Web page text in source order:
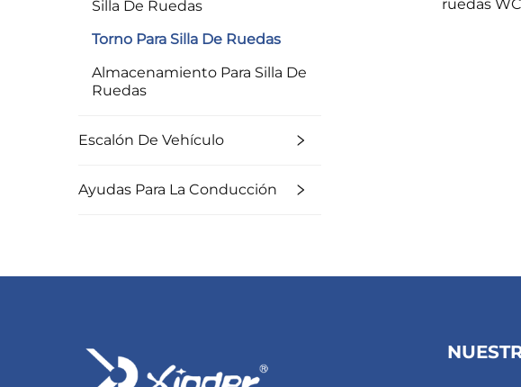
Silla De Ruedas
Torno Para Silla De Ruedas
Almacenamiento Para Silla De
Ruedas
Escalón De Vehículo
Ayudas Para La Conducción
ruedas